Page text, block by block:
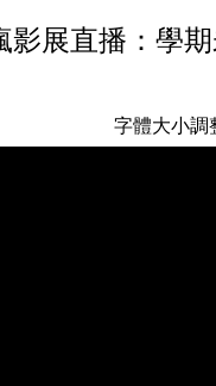
影展直播：學
字體大小調